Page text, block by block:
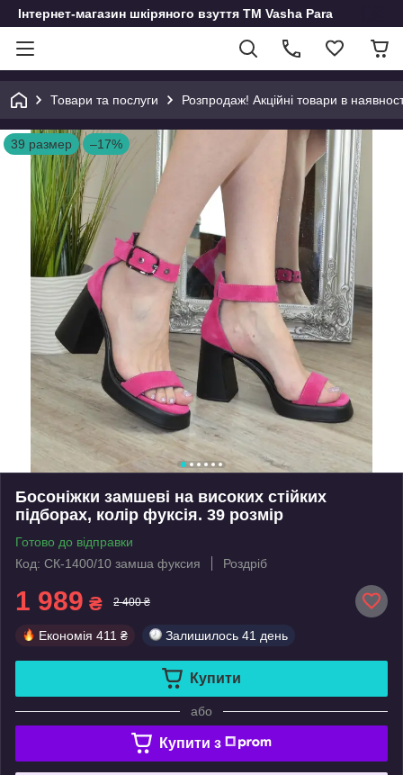
Інтернет-магазин шкіряного взуття ТМ Vasha Para
Товари та послуги Розпродаж! Акційні товари в
39 размер –17%
Босоніжки замшеві на високих стійких
підборах, колір фуксія. 39 розмір
Готово до відправки
Код: СК-1400/10 замша фуксия
Роздріб
1 989 ₴ 2 400 ₴
Економія 411 ₴ Залишилось 41 день
Купити
або
Купити з